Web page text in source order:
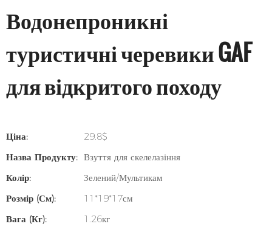
Водонепроникні
туристичні черевики GAF
для відкритого походу
Ціна:
29.8$
Назва Продукту: Взуття для скелелазіння
Колір:
Зелений/Мультикам
Розмір (см):
11*19*17см
Вага (кг):
1.26кг